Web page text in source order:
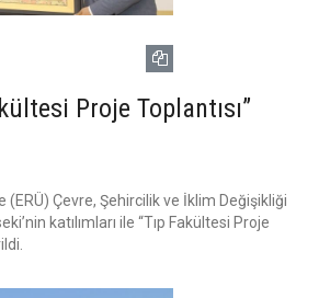
Proje Toplantısı”
(ERÜ) Çevre, Şehircilik ve İklim Değişikliği
katılımları ile “Tıp Fakültesi Proje